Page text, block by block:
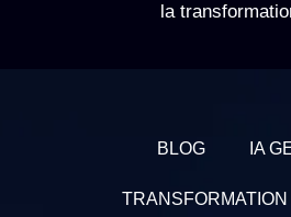
la
BLOG IA
TRANSFORMATION